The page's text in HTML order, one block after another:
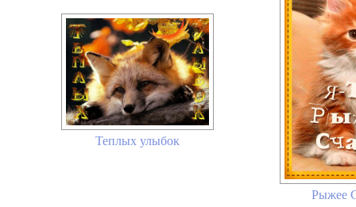
Теплых улыбок
Рыжее